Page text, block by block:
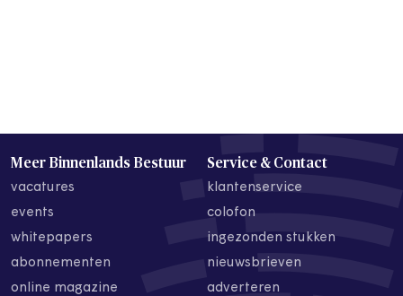
Meer Binnenlands Bestuur
vacatures
events
whitepapers
abonnementen
online magazine
Service & Contact
klantenservice
colofon
ingezonden stukken
nieuwsbrieven
adverteren